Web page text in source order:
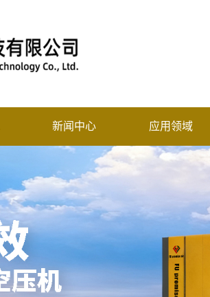
新闻中心 应用领域